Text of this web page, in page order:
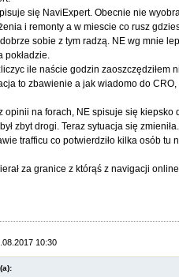
się NaviExpert. Obecnie nie
i remonty a w miescie co rusz
sobie z tym radzą. NE wg mnie
pokładzie.
ile naście godzin
to zbawienie a jak wiadomo do
opinii na forach, NE spisuje się
zbyt drogi. Teraz sytuacja się
trafficu co potwierdziło kilka osób tu
za granice z którąś z navigacji
10:30